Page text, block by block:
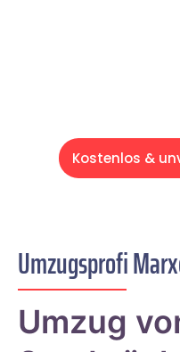
Kostenlos &
Umzugsprofi
Umzug